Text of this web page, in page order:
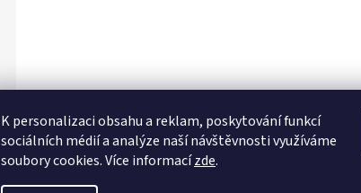
K personalizaci obsahu a reklam, poskytování funkcí
sociálních médií a analýze naší návštěvnosti využíváme
soubory cookies. Více informacízde.